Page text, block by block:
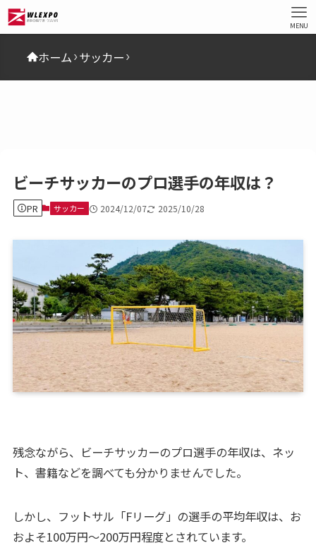
MENU
ホーム サッカー
ビーチサッカーのプロ選手の年収は？
PR サッカー 2024/12/07 2025/10/28
残念ながら、ビーチサッカーのプロ選手の年収は、ネッ
ト、書籍などを調べても分かりませんでした。
しかし、フットサル「Fリーグ」の選手の平均年収は、お
およそ100万円〜200万円程度とされています。